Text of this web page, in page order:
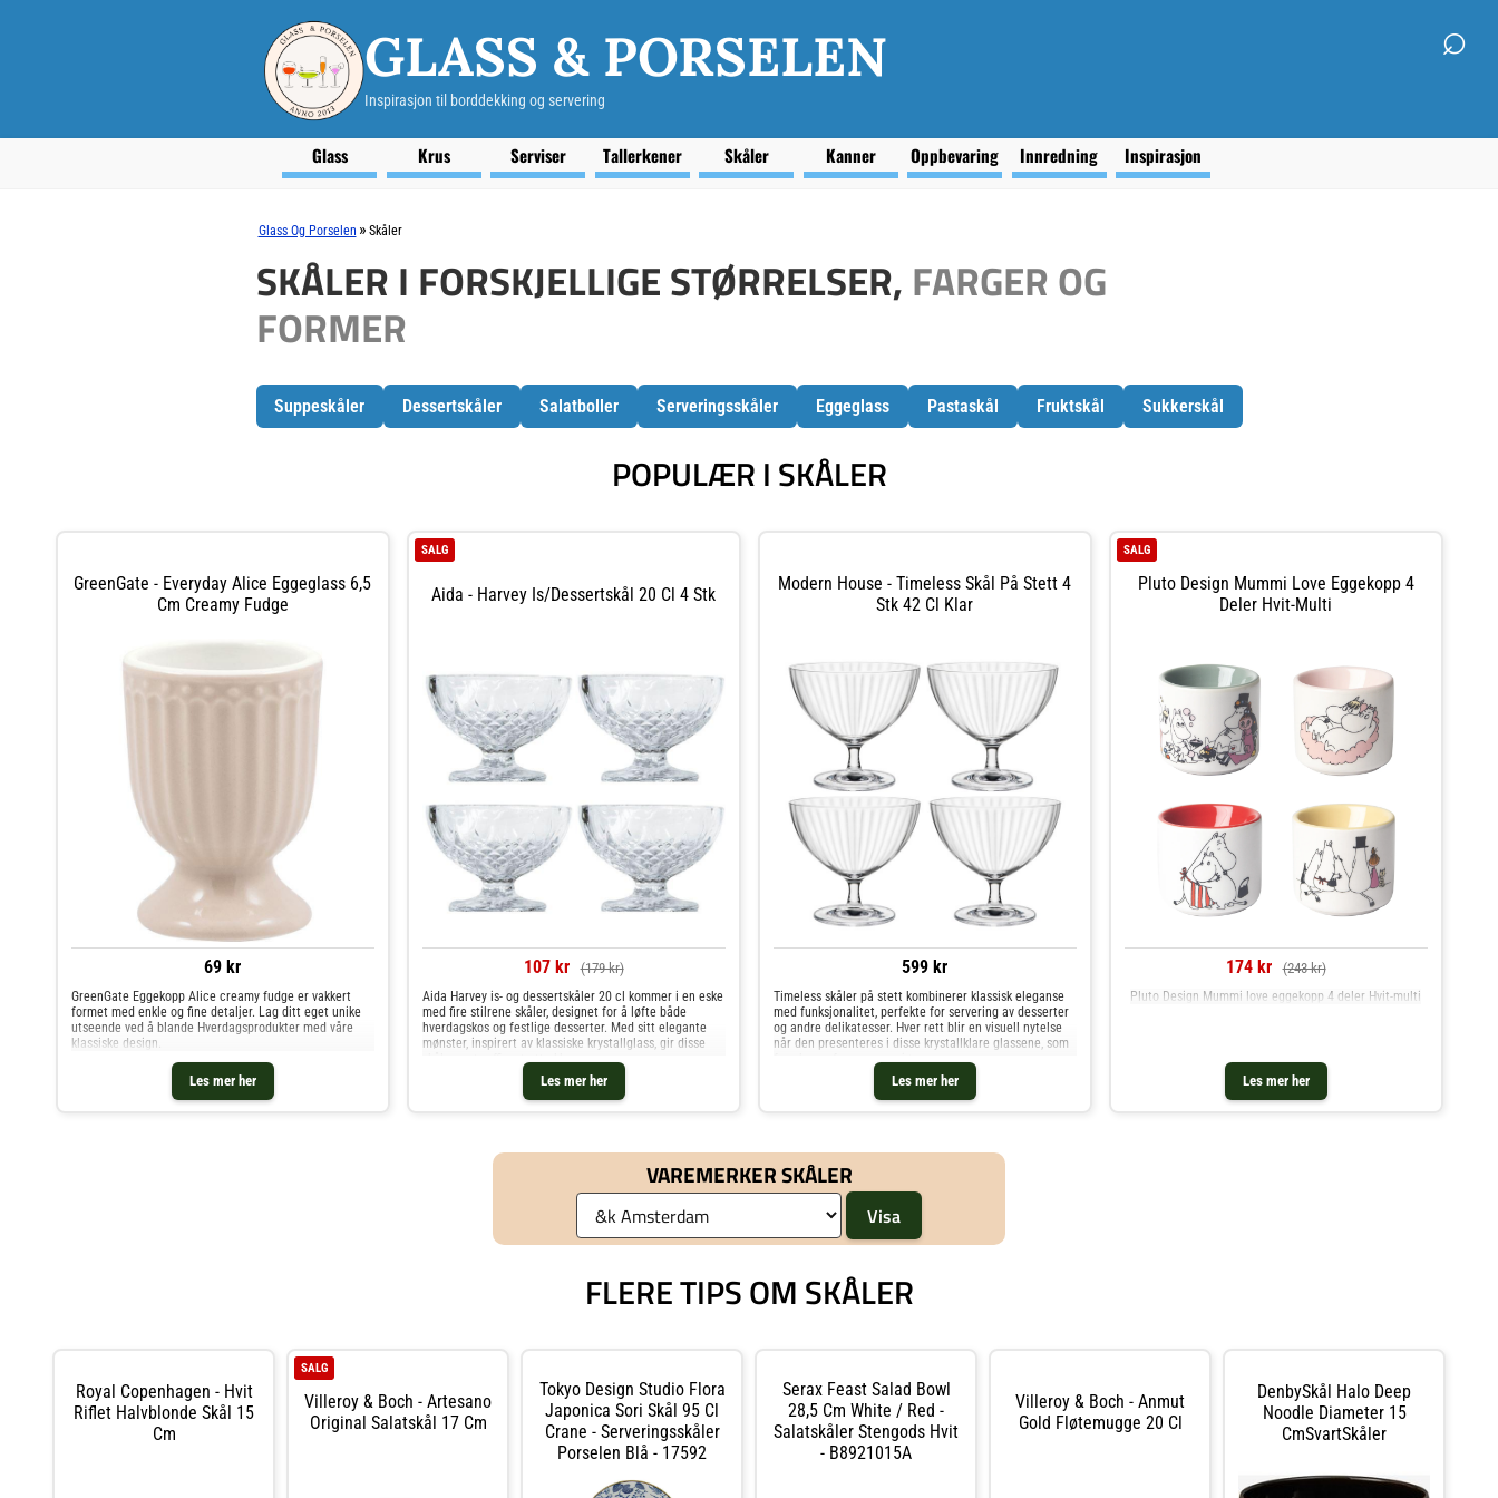
GLASS & PORSELEN
Inspirasjon til borddekking og servering
⌕
Glass Krus Serviser Tallerkener Skåler Kanner Oppbevaring Innredning Inspirasjon
Glass Og Porselen » Skåler
SKÅLER I FORSKJELLIGE STØRRELSER, FARGER OG
FORMER
Suppeskåler Dessertskåler Salatboller Serveringsskåler Eggeglass Pastaskål Fruktskål Sukkerskål
POPULÆR I SKÅLER
GreenGate - Everyday Alice Eggeglass 6,5
Cm Creamy Fudge
69 kr
Les mer her
GreenGate Eggekopp Alice creamy fudge er vakkert
formet med enkle og fine detaljer. Lag ditt eget unike
utseende ved å blande Hverdagsprodukter med våre
klassiske design.
Aida - Harvey Is/dessertskål 20 Cl 4 Stk
SALG
107 kr (179 kr)
Les mer her
Aida Harvey is- og dessertskåler 20 cl kommer i en eske
med fire stilrene skåler, designet for å løfte både
hverdagskos og festlige desserter. Med sitt elegante
mønster, inspirert av klassiske krystallglass, gir disse
skålene et raffinert uttrykk som
Modern House - Timeless Skål På Stett 4
Stk 42 Cl Klar
599 kr
Les mer her
Timeless skåler på stett kombinerer klassisk eleganse
med funksjonalitet, perfekte for servering av desserter
og andre delikatesser. Hver rett blir en visuell nytelse
når den presenteres i disse krystallklare glassene, som
fremhever fargene og gjør m
Pluto Design Mummi Love Eggekopp 4
Deler Hvit-Multi
SALG
174 kr (243 kr)
Les mer her
Pluto Design Mummi love eggekopp 4 deler Hvit-multi
VAREMERKER SKÅLER
FLERE TIPS OM SKÅLER
Royal Copenhagen - Hvit
Riflet Halvblonde Skål 15
Cm
Villeroy & Boch - Artesano
Original Salatskål 17 Cm
SALG
Tokyo Design Studio Flora
Japonica Sori Skål 95 Cl
Crane - Serveringsskåler
Porselen Blå - 17592
Serax Feast Salad Bowl
28,5 Cm White / Red -
Salatskåler Stengods Hvit
- B8921015A
Villeroy & Boch - Anmut
Gold Fløtemugge 20 Cl
DenbySkål Halo Deep
Noodle Diameter 15
CmSvartSkåler